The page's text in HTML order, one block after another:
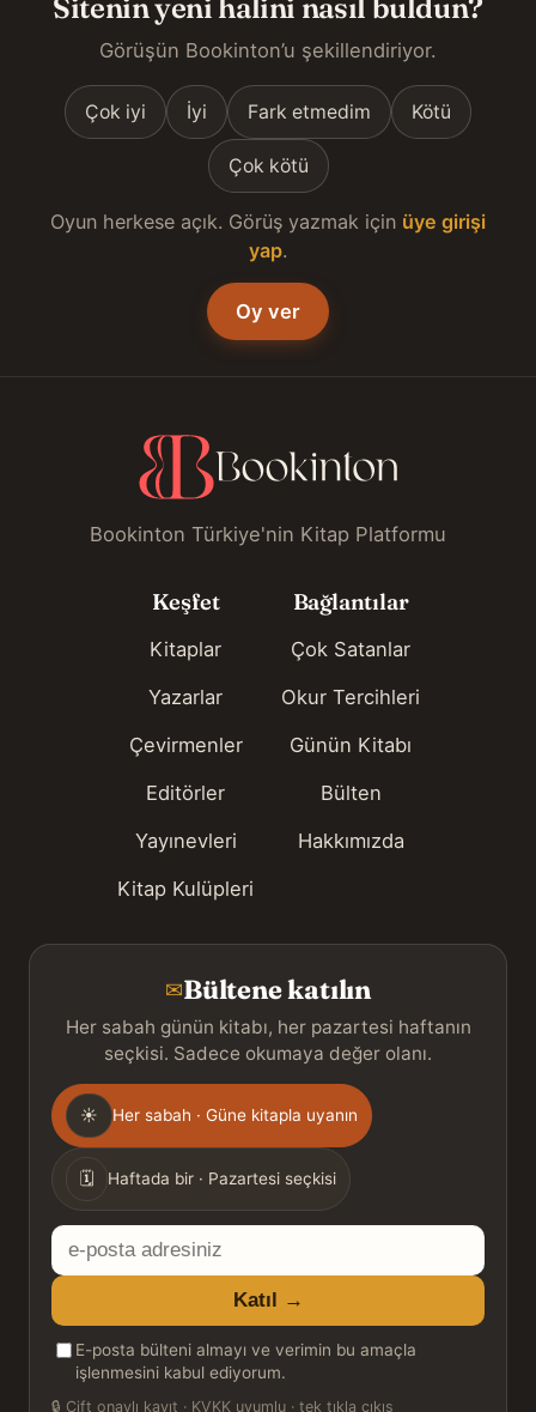
Görüşün Bookinton’u şekillendiriyor.
Çok iyi İyi Fark etmedim Kötü
Çok kötü
Oyun herkese açık. Görüş yazmak için üye girişi
yap.
Oy ver
Bookinton Türkiye'nin Kitap Platformu
Keşfet
Kitaplar
Yazarlar
Çevirmenler
Editörler
Yayınevleri
Kitap Kulüpleri
Bağlantılar
Çok Satanlar
Okur Tercihleri
Günün Kitabı
Bülten
Hakkımızda
✉Bültene katılın
Her sabah günün kitabı, her pazartesi haftanın
seçkisi. Sadece okumaya değer olanı.
Gönderim
sıklığı
☀ Her sabah · Güne kitapla uyanın
🗓 Haftada bir · Pazartesi seçkisi
E-
posta
adresiniz
Katıl →
E-posta bülteni almayı ve verimin bu amaçla
işlenmesini kabul ediyorum.
🔒 Çift onaylı kayıt · KVKK uyumlu · tek tıkla çıkış